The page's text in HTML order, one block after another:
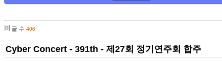
글 수 406
Cyber Concert - 391th - 제27회 정기연주회 합주